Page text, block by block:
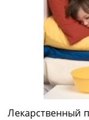
Лекарственный